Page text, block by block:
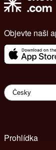
Objevte naši
Prohlídka